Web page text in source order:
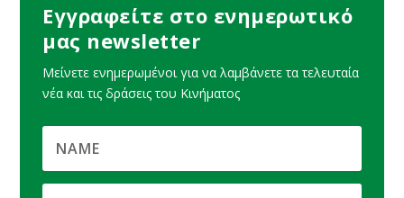
Εγγραφείτε στο ενημερωτικό
μας newsletter
Μείνετε ενημερωμένοι για να λαμβάνετε τα τελευταία
νέα και τις δράσεις του Κινήματος